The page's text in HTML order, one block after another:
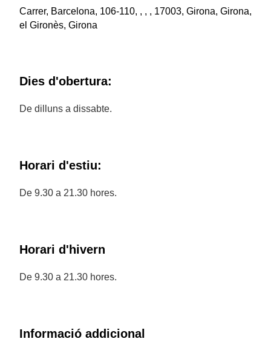
Carrer, Barcelona, 106-110, , , , 17003, Girona, Girona,
el Gironès, Girona
Dies d'obertura:
De dilluns a dissabte.
Horari d'estiu:
De 9.30 a 21.30 hores.
Horari d'hivern
De 9.30 a 21.30 hores.
Informació addicional